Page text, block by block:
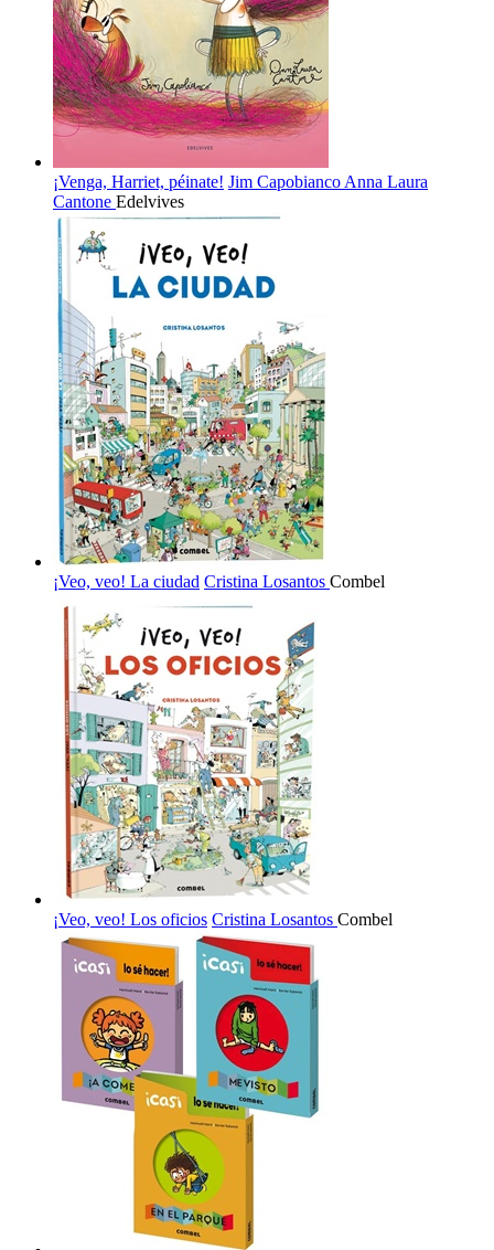
¡Venga, Harriet, péinate! Jim Capobianco Anna Laura
Cantone Edelvives
¡Veo, veo! La ciudad Cristina Losantos Combel
¡Veo, veo! Los oficios Cristina Losantos Combel